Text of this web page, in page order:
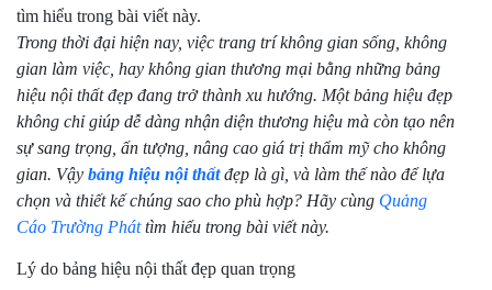
tìm hiểu trong bài viết này.
Trong thời đại hiện nay, việc trang trí không gian sống, không
gian làm việc, hay không gian thương mại bằng những bảng
hiệu nội thất đẹp đang trở thành xu hướng. Một bảng hiệu đẹp
không chỉ giúp dễ dàng nhận diện thương hiệu mà còn tạo nên
sự sang trọng, ấn tượng, nâng cao giá trị thẩm mỹ cho không
gian. Vậy bảng hiệu nội thấtđẹp là gì, và làm thế nào để lựa
chọn và thiết kế chúng sao cho phù hợp? Hãy cùng Quảng
Cáo Trường Pháttìm hiểu trong bài viết này.
Lý do bảng hiệu nội thất đẹp quan trọng